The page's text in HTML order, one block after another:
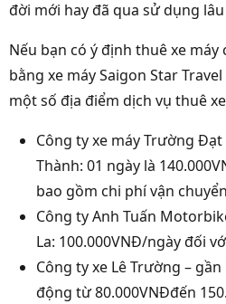
đời mới hay đã qua sử dụng lâu
Nếu bạn có ý định thuê xe máy
bằng xe máy Saigon Star
một số địa điểm dịch vụ thuê
Công ty xe máy Trường Đạt
Thành: 01 ngày là
bao gồm chi phí vận
Công ty Anh Tuấn
La: 100.000VNĐ/ngày đối
Công ty xe Lê Trường –
động từ 80.000VNĐđến